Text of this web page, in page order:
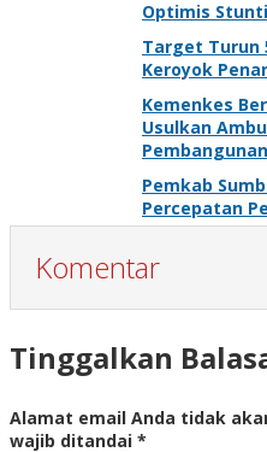
Optimis
Target Turun
Keroyok
Kemenkes
Usulkan
Pemkab
Percepatan
Komentar
Tinggalkan
Alamat email Anda tidak
wajib ditandai *